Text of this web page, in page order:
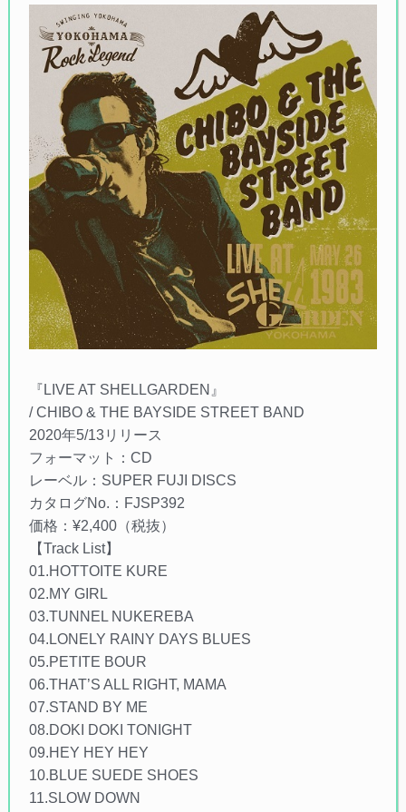
『LIVE AT SHELLGARDEN』
/ CHIBO & THE BAYSIDE STREET BAND
2020年5/13リリース
フォーマット：CD
レーベル：SUPER FUJI DISCS
カタログNo.：FJSP392
価格：¥2,400（税抜）
【Track List】
01.HOTTOITE KURE
02.MY GIRL
03.TUNNEL NUKEREBA
04.LONELY RAINY DAYS BLUES
05.PETITE BOUR
06.THAT’S ALL RIGHT, MAMA
07.STAND BY ME
08.DOKI DOKI TONIGHT
09.HEY HEY HEY
10.BLUE SUEDE SHOES
11.SLOW DOWN